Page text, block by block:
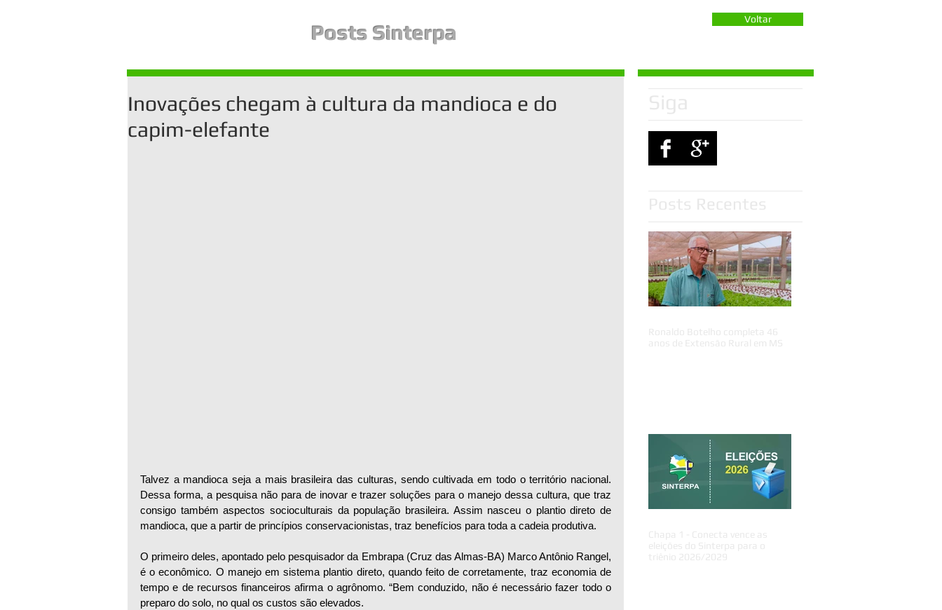
Posts Sinterpa
Inovações chegam à cultura da mandioca e do
capim-elefante
Talvez a mandioca seja a mais brasileira das culturas, sendo cultivada em todo o território nacional.
Dessa forma, a pesquisa não para de inovar e trazer soluções para o manejo dessa cultura, que traz
consigo também aspectos socioculturais da população brasileira. Assim nasceu o plantio direto de
mandioca, que a partir de princípios conservacionistas, traz benefícios para toda a cadeia produtiva.
O primeiro deles, apontado pelo pesquisador da Embrapa (Cruz das Almas-BA) Marco Antônio Rangel,
é o econômico. O manejo em sistema plantio direto, quando feito de corretamente, traz economia de
tempo e de recursos financeiros afirma o agrônomo. “Bem conduzido, não é necessário fazer todo o
preparo do solo, no qual os custos são elevados.
Voltar